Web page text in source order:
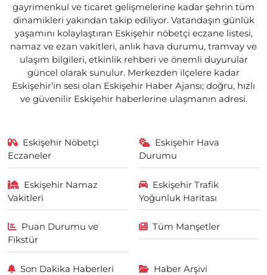
gayrimenkul ve ticaret gelişmelerine kadar şehrin tüm
dinamikleri yakından takip ediliyor. Vatandaşın günlük
yaşamını kolaylaştıran Eskişehir nöbetçi eczane listesi,
namaz ve ezan vakitleri, anlık hava durumu, tramvay ve
ulaşım bilgileri, etkinlik rehberi ve önemli duyurular
güncel olarak sunulur. Merkezden ilçelere kadar
Eskişehir'in sesi olan Eskişehir Haber Ajansı; doğru, hızlı
ve güvenilir Eskişehir haberlerine ulaşmanın adresi.
Eskişehir Nöbetçi
Eczaneler
Eskişehir Hava
Durumu
Eskişehir Namaz
Vakitleri
Eskişehir Trafik
Yoğunluk Haritası
Puan Durumu ve
Fikstür
Tüm Manşetler
Son Dakika Haberleri Haber Arşivi